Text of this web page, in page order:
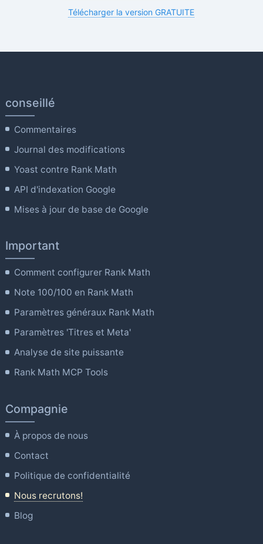
Télécharger la version GRATUITE
conseillé
Commentaires
Journal des modifications
Yoast contre Rank Math
API d'indexation Google
Mises à jour de base de Google
Important
Comment configurer Rank Math
Note 100/100 en Rank Math
Paramètres généraux Rank Math
Paramètres 'Titres et Meta'
Analyse de site puissante
Rank Math MCP Tools
Compagnie
À propos de nous
Contact
Politique de confidentialité
Nous recrutons!
Blog